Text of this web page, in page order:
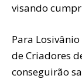
visando
Para
de Criadores
conseguirão